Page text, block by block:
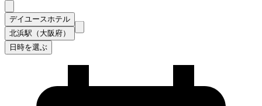
デイユースホテル
北浜駅（大阪府）
日時を選ぶ